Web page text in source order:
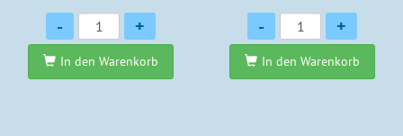
- +
In den Warenkorb
- +
In den Warenkorb